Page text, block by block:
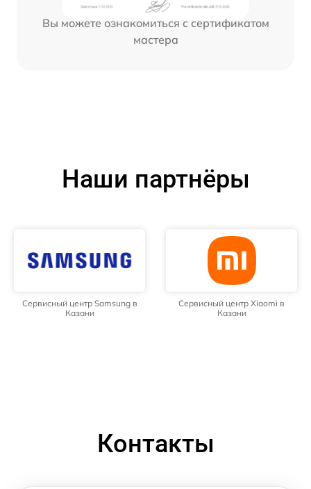
Вы можете ознакомиться с сертификатом
мастера
Наши партнёры
Сервисный центр Samsung в
Казани
Сервисный центр Xiaomi в
Казани
Контакты